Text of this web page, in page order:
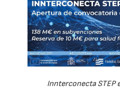
Innterconecta STEP